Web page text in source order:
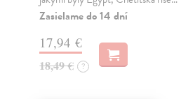
Zasielame do 14 dní
17,94 €
18,49 € ?